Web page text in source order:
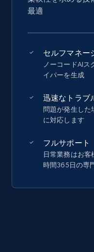
最適
セルフマネー
ノーコードAIス
イパーを生成
迅速なトラブ
問題が発生した
に対応します
フルサポート
日常業務はお客
時間365日の専